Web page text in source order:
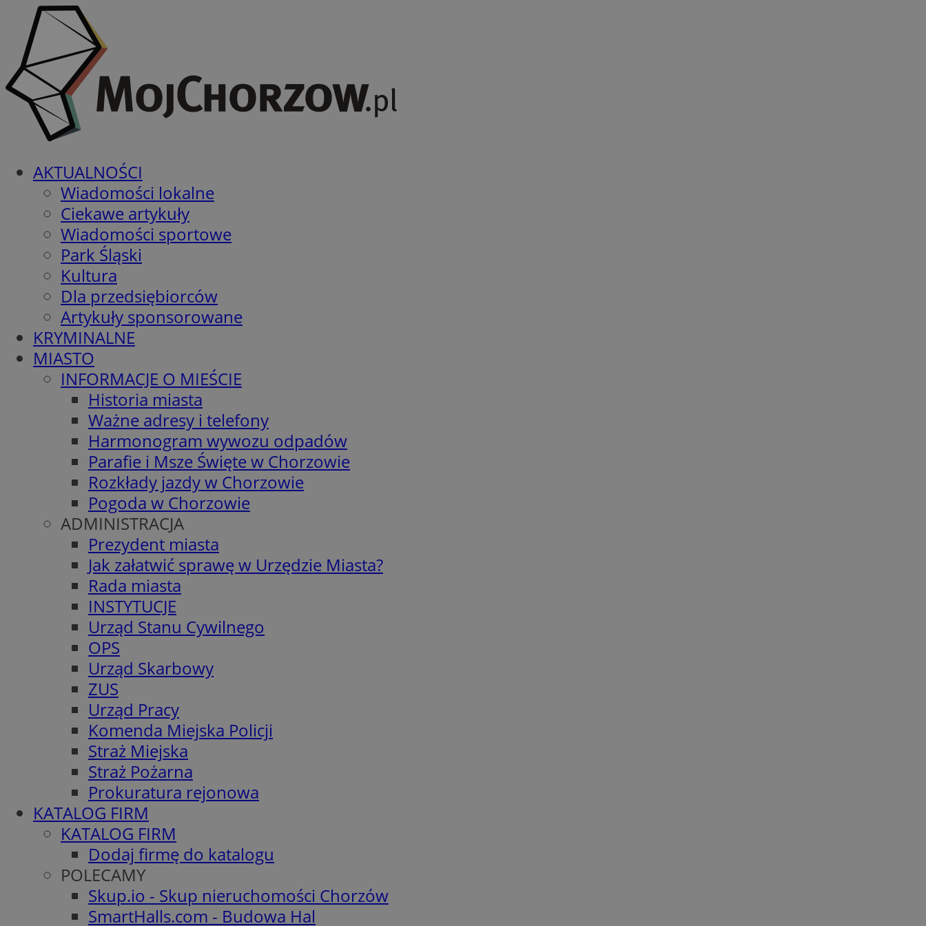
AKTUALNOŚCI
Wiadomości lokalne
Ciekawe artykuły
Wiadomości sportowe
Park Śląski
Kultura
Dla przedsiębiorców
Artykuły sponsorowane
KRYMINALNE
MIASTO
INFORMACJE O MIEŚCIE
Historia miasta
Ważne adresy i telefony
Harmonogram wywozu odpadów
Parafie i Msze Święte w Chorzowie
Rozkłady jazdy w Chorzowie
Pogoda w Chorzowie
ADMINISTRACJA
Prezydent miasta
Jak załatwić sprawę w Urzędzie Miasta?
Rada miasta
INSTYTUCJE
Urząd Stanu Cywilnego
OPS
Urząd Skarbowy
ZUS
Urząd Pracy
Komenda Miejska Policji
Straż Miejska
Straż Pożarna
Prokuratura rejonowa
KATALOG FIRM
KATALOG FIRM
Dodaj firmę do katalogu
POLECAMY
Skup.io - Skup nieruchomości Chorzów
SmartHalls.com - Budowa Hal